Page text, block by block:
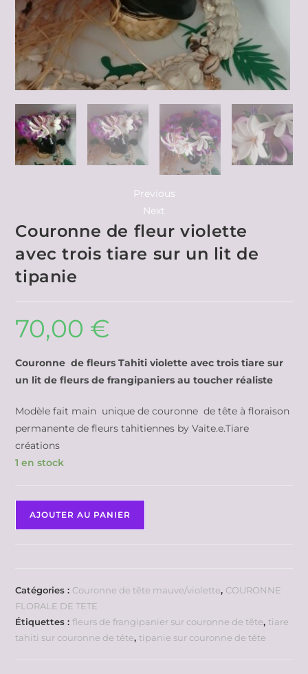
Previous
Next
Couronne de fleur violette
avec trois tiare sur un lit de
tipanie
70,00 €
Couronne de fleurs Tahiti violette avec trois tiare sur
un lit de fleurs de frangipaniers au toucher réaliste
Modèle fait main unique de couronne de tête à floraison
permanente de fleurs tahitiennes by Vaite.e.Tiare
créations
1 en stock
AJOUTER AU PANIER
Catégories : Couronne de tête mauve/violette, COURONNE
FLORALE DE TETE
Étiquettes :fleurs de frangipanier sur couronne de tête,tiare
tahiti sur couronne de tête,tipanie sur couronne de tête